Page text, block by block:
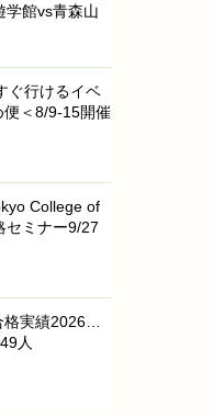
館vs青森山
ぐ行けるイベ
便＜8/9-15開催
College of
セミナー9/27
実績2026…
人